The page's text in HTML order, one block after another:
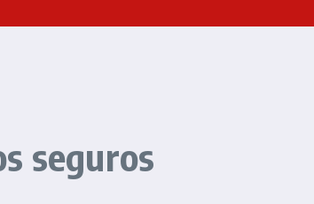
seguros